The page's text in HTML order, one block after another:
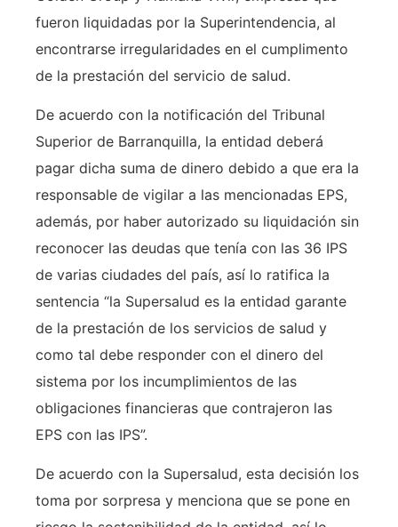
fueron liquidadas por la Superintendencia, al
encontrarse irregularidades en el cumplimento
de la prestación del servicio de salud.
De acuerdo con la notificación del Tribunal
Superior de Barranquilla, la entidad deberá
pagar dicha suma de dinero debido a que era la
responsable de vigilar a las mencionadas EPS,
además, por haber autorizado su liquidación sin
reconocer las deudas que tenía con las 36 IPS
de varias ciudades del país, así lo ratifica la
sentencia “la Supersalud es la entidad garante
de la prestación de los servicios de salud y
como tal debe responder con el dinero del
sistema por los incumplimientos de las
obligaciones financieras que contrajeron las
EPS con las IPS”.
De acuerdo con la Supersalud, esta decisión los
toma por sorpresa y menciona que se pone en